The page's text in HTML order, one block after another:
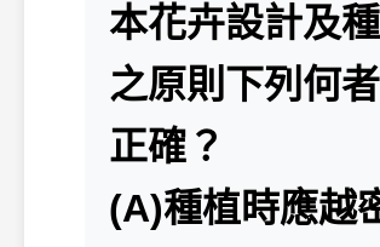
本花卉設計及
之原則下列何
正確？
(A)種植時應越